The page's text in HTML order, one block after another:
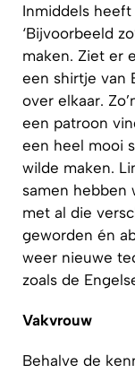
Inmiddels
‘Bijvoorbeeld
maken. Ziet er
een shirtje van
over elkaar.
een patroon
een heel mooi
wilde maken.
samen hebben
met al die
geworden én
weer nieuwe
zoals de
Vakvrouw
Behalve de